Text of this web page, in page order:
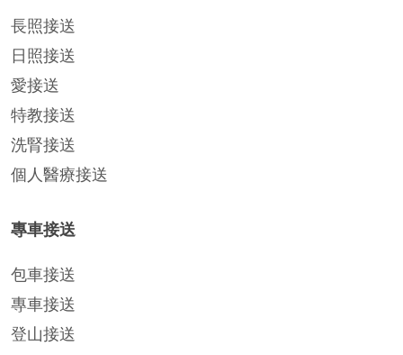
長照接送
日照接送
愛接送
特教接送
洗腎接送
個人醫療接送
專車接送
包車接送
專車接送
登山接送